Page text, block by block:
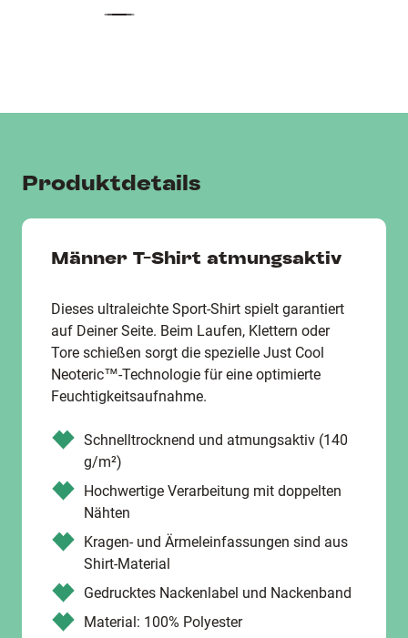
Produktdetails
Männer T-Shirt atmungsaktiv
Dieses ultraleichte Sport-Shirt spielt garantiert
auf Deiner Seite. Beim Laufen, Klettern oder
Tore schießen sorgt die spezielle Just Cool
Neoteric™-Technologie für eine optimierte
Feuchtigkeitsaufnahme.
Schnelltrocknend und atmungsaktiv (140
g/m²)
Hochwertige Verarbeitung mit doppelten
Nähten
Kragen- und Ärmeleinfassungen sind aus
Shirt-Material
Gedrucktes Nackenlabel und Nackenband
Material: 100% Polyester